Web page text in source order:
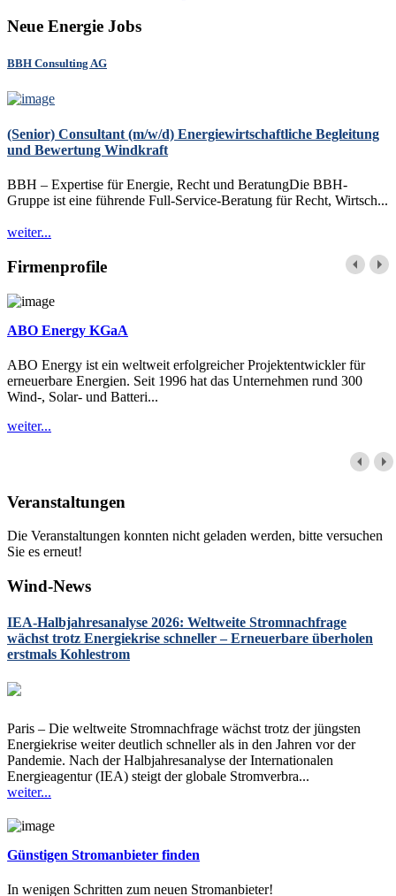
Neue Energie Jobs
BBH Consulting AG
(Senior) Consultant (m/w/d) Energiewirtschaftliche Begleitung
und Bewertung Windkraft
BBH – Expertise für Energie, Recht und BeratungDie BBH-
Gruppe ist eine führende Full-Service-Beratung für Recht, Wirtsch...
weiter...
Firmenprofile
ABO Energy KGaA
ABO Energy ist ein weltweit erfolgreicher Projektentwickler für
erneuerbare Energien. Seit 1996 hat das Unternehmen rund 300
Wind-, Solar- und Batteri...
weiter...
Veranstaltungen
Die Veranstaltungen konnten nicht geladen werden, bitte versuchen
Sie es erneut!
Wind-News
IEA-Halbjahresanalyse 2026: Weltweite Stromnachfrage
wächst trotz Energiekrise schneller – Erneuerbare überholen
erstmals Kohlestrom
Paris – Die weltweite Stromnachfrage wächst trotz der jüngsten
Energiekrise weiter deutlich schneller als in den Jahren vor der
Pandemie. Nach der Halbjahresanalyse der Internationalen
Energieagentur (IEA) steigt der globale Stromverbra...
weiter...
Günstigen Stromanbieter finden
In wenigen Schritten zum neuen Stromanbieter!